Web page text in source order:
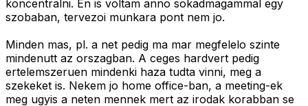
koncentralni. En is voltam anno sokadmagammal egy
szobaban, tervezoi munkara pont nem jo.
Minden mas, pl. a net pedig ma mar megfelelo szinte
mindenutt az orszagban. A ceges hardvert pedig
ertelemszeruen mindenki haza tudta vinni, meg a
szekeket is. Nekem jo home office-ban, a meeting-ek
meg ugyis a neten mennek mert az irodak korabban se